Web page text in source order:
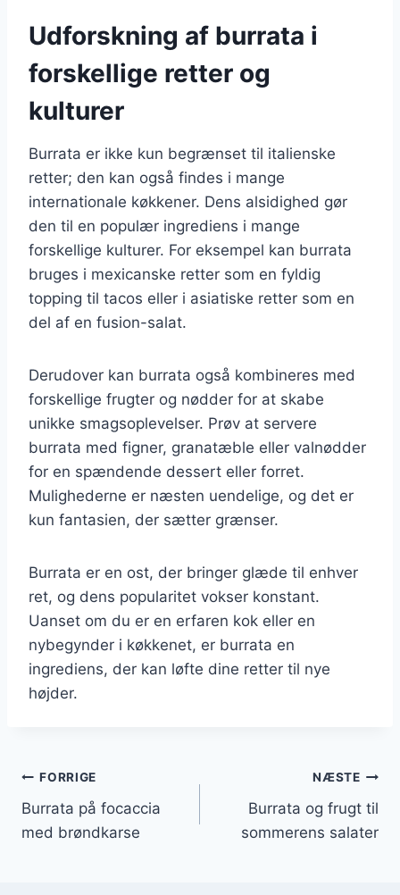
Udforskning af burrata i
forskellige retter og
kulturer
Burrata er ikke kun begrænset til italienske
retter; den kan også findes i mange
internationale køkkener. Dens alsidighed gør
den til en populær ingrediens i mange
forskellige kulturer. For eksempel kan burrata
bruges i mexicanske retter som en fyldig
topping til tacos eller i asiatiske retter som en
del af en fusion-salat.
Derudover kan burrata også kombineres med
forskellige frugter og nødder for at skabe
unikke smagsoplevelser. Prøv at servere
burrata med figner, granatæble eller valnødder
for en spændende dessert eller forret.
Mulighederne er næsten uendelige, og det er
kun fantasien, der sætter grænser.
Burrata er en ost, der bringer glæde til enhver
ret, og dens popularitet vokser konstant.
Uanset om du er en erfaren kok eller en
nybegynder i køkkenet, er burrata en
ingrediens, der kan løfte dine retter til nye
højder.
Indlægsnavigation
FORRIGE
Burrata på focaccia
med brøndkarse
NÆSTE
Burrata og frugt til
sommerens salater